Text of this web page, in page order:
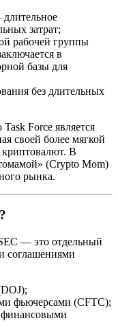
затрат;
рабочей группы
в
базы для
без длительных
Force является
своей более мягкой
В
(Crypto Mom)
рынка.
— это отдельный
соглашениями
фьючерсами (CFTC);
финансовыми